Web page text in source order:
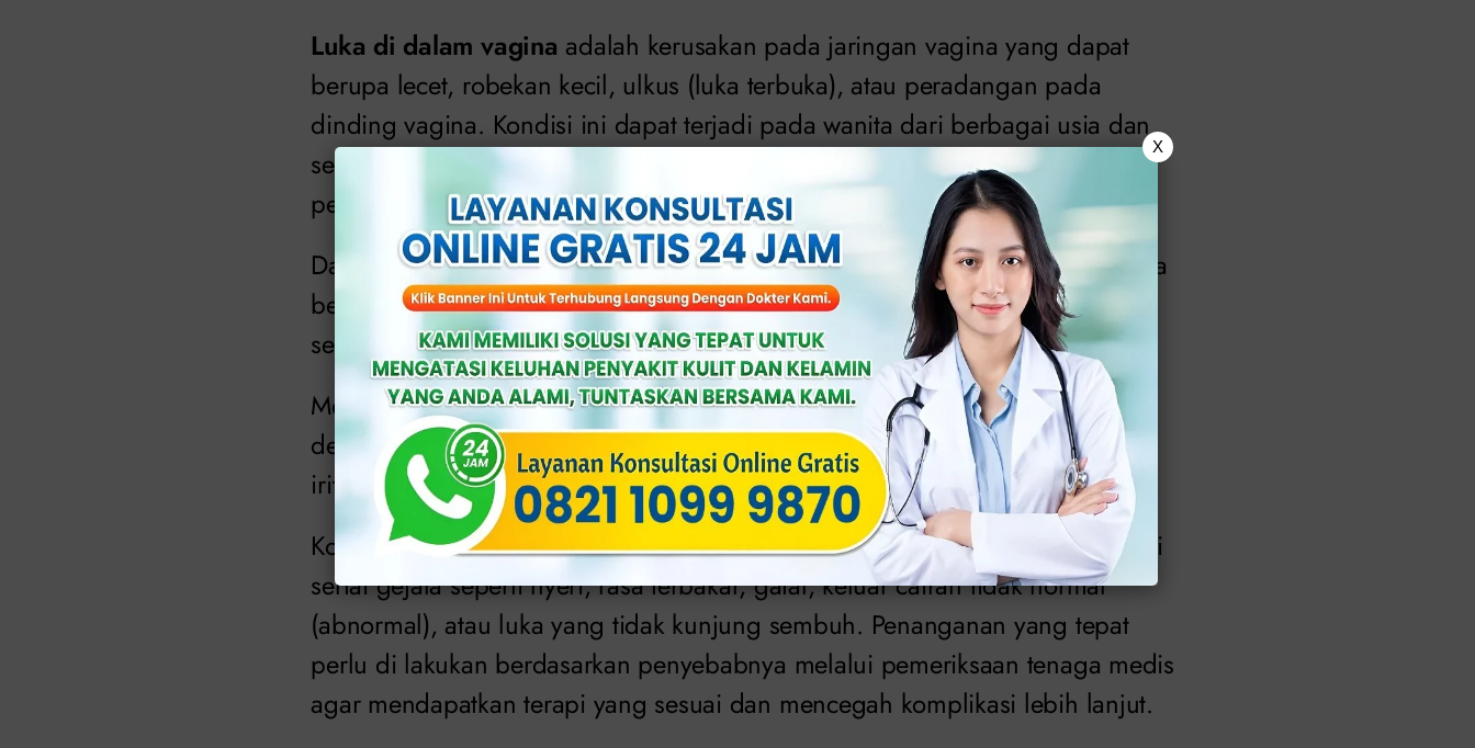
Luka di dalam vagina adalah kerusakan pada jaringan vagina yang dapat
berupa lecet, robekan kecil, ulkus (luka terbuka), atau peradangan pada
dinding vagina. Kondisi ini dapat terjadi pada wanita dari berbagai usia dan
sering kali di sertai gejala lain seperti nyeri, gatal, sensasi terbakar, atau
perdarahan.
Dalam beberapa kasus, mungkin sulit terlihat secara langsung karena letaknya
berada di bagian dalam saluran vagina. Oleh karena itu, pemeriksaan medis
sering kali di perlukan untuk memastikan penyebabnya.
MenurutWorld Health Organization, luka pada vagina dapat berkaitan
dengan berbagai kondisi kesehatan, termasuk infeksi menular seksual (IMS),
iritasi, peradangan, atau gangguan pada area reproduksi wanita.
Kondisi ini dapat di alami oleh wanita dan perlu di perhatikan terutama jika di
sertai gejala seperti nyeri, rasa terbakar, gatal, keluar cairan tidak normal
(abnormal), atau luka yang tidak kunjung sembuh. Penanganan yang tepat
perlu di lakukan berdasarkan penyebabnya melalui pemeriksaan tenaga medis
agar mendapatkan terapi yang sesuai dan mencegah komplikasi lebih lanjut.
X